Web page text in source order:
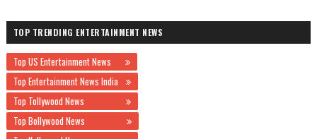
TOP TRENDING ENTERTAINMENT NEWS
Top US Entertainment News
Top Entertainment News India
Top Tollywood News
Top Bollywood News